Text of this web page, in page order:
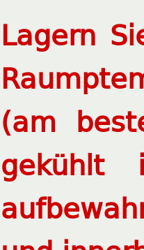
Lagern
(am